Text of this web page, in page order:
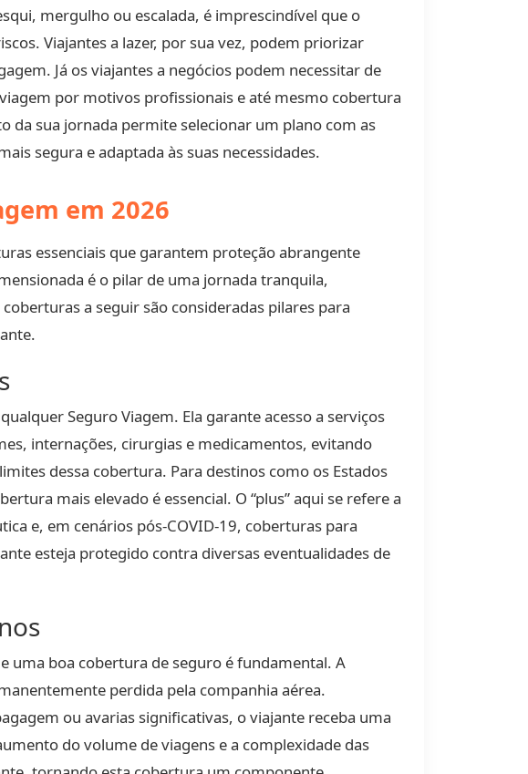
mergulho ou escalada, é imprescindível que o
Viajantes a lazer, por sua vez, podem priorizar
Já os viajantes a negócios podem necessitar de
por motivos profissionais e até mesmo cobertura
da sua jornada permite selecionar um plano com as
segura e adaptada às suas necessidades.
em 2026
essenciais que garantem proteção abrangente
é o pilar de uma jornada tranquila,
a seguir são consideradas pilares para
Seguro Viagem. Ela garante acesso a serviços
internações, cirurgias e medicamentos, evitando
dessa cobertura. Para destinos como os Estados
mais elevado é essencial. O “plus” aqui se refere a
e, em cenários pós-COVID-19, coberturas para
esteja protegido contra diversas eventualidades de
uma boa cobertura de seguro é fundamental. A
perdida pela companhia aérea.
ou avarias significativas, o viajante receba uma
do volume de viagens e a complexidade das